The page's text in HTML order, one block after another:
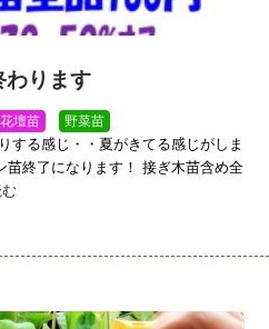
わります
花壇苗 野菜苗
する感じ・・夏がきてる感じがしま
苗終了になります！ 接ぎ木苗含め全